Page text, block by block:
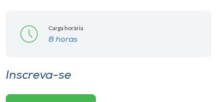
Carga horária
8 horas
Inscreva-se